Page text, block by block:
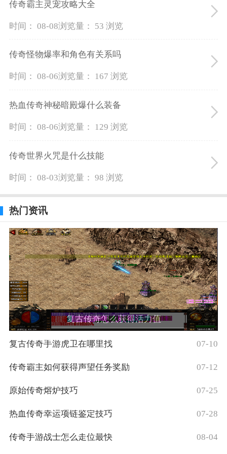
传奇霸主灵宠攻略大全
时间： 08-08浏览量： 53 浏览
传奇怪物爆率和角色有关系吗
时间： 08-06浏览量： 167 浏览
热血传奇神秘暗殿爆什么装备
时间： 08-06浏览量： 129 浏览
传奇世界火咒是什么技能
时间： 08-03浏览量： 98 浏览
热门资讯
复古传奇怎么获得活力值
复古传奇手游虎卫在哪里找 07-10
传奇霸主如何获得声望任务奖励 07-12
原始传奇熔炉技巧 07-25
热血传奇幸运项链鉴定技巧 07-28
传奇手游战士怎么走位最快 08-04